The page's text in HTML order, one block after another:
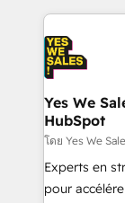
Bupa,
and Kirana
countries.
education
to help you
engagement,
support long-term
admissions,
alumni
worked in
HubSpot
Yes We
HubSpot
โดย Yes We
Experts en
pour